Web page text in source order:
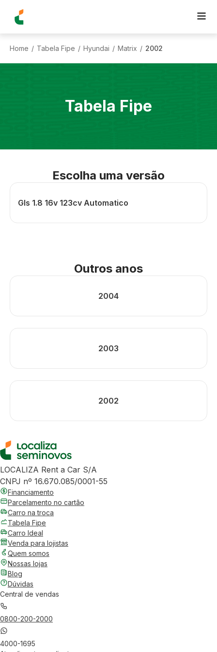
Home / Tabela Fipe / Hyundai / Matrix / 2002
Tabela Fipe
Escolha uma versão
Gls 1.8 16v 123cv Automatico
Outros anos
2004
2003
2002
LOCALIZA Rent a Car S/A
CNPJ nº 16.670.085/0001-55
Financiamento
Parcelamento no cartão
Carro na troca
Tabela Fipe
Carro Ideal
Venda para lojistas
Quem somos
Nossas lojas
Blog
Dúvidas
Central de vendas
0800-200-2000
4000-1695